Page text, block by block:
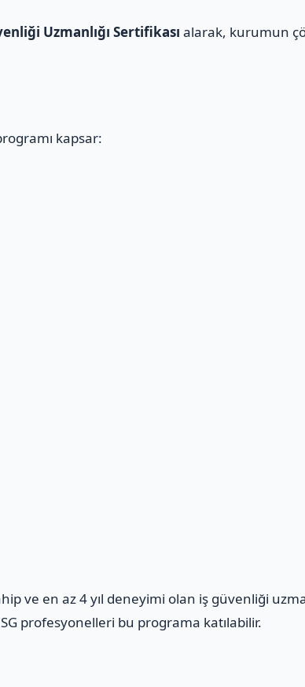
Uzmanlığı Sertifikası alarak, kurumun
kapsar:
ve en az 4 yıl deneyimi olan iş güvenliği
profesyonelleri bu programa katılabilir.